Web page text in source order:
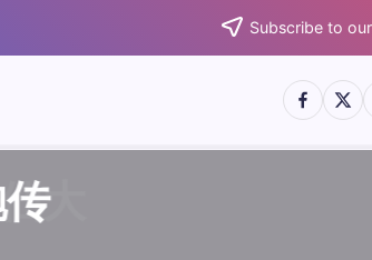
Subscribe to
https://
大
传
仙
桂
对
仙
大